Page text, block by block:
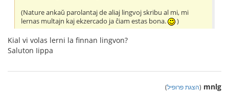
(Nature ankaŭ parolantaj de aliaj lingvoj skribu al mi, mi
lernas multajn kaj ekzercado ja ĉiam estas bona.
)
Kial vi volas lerni la finnan lingvon?
Saluton Iippa
mnlg
(הצגת פרופיל)